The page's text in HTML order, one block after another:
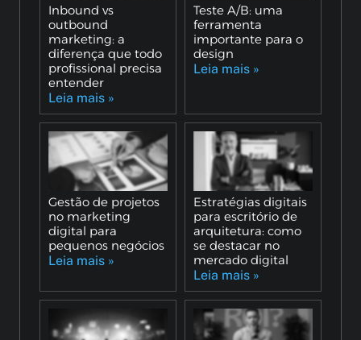
Inbound vs
outbound
marketing: a
diferença que todo
profissional precisa
entender
Leia mais »
Teste A/B: uma
ferramenta
importante para o
design
Leia mais »
Gestão de projetos
no marketing
digital para
pequenos negócios
Leia mais »
Estratégias digitais
para escritório de
arquitetura: como
se destacar no
mercado digital
Leia mais »